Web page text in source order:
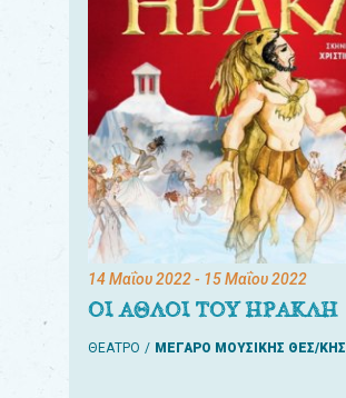
14 Μαΐου 2022- 15 Μαΐου 2022
ΟΙ ΑΘΛΟΙ ΤΟΥ ΗΡΑΚΛΗ
ΘΕΑΤΡΟ ΜΕΓΑΡΟ ΜΟΥΣΙΚΗΣ ΘΕΣ/ΚΗΣ